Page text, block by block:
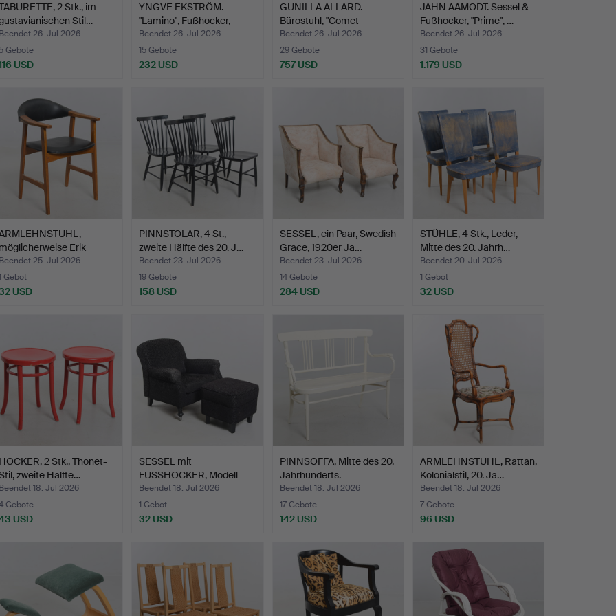
2 Stk., im
Stil…
26. Jul 2026
Gebote
USD
YNGVE EKSTRÖM.
"Lamino", Fußhocker,
Swedes…
Beendet 26. Jul 2026
15 Gebote
232 USD
GUNILLA ALLARD.
Bürostuhl, "Comet
Fivestar…
Beendet 26. Jul 2026
29 Gebote
757 USD
JAHN AAMODT. Sessel &
Fußhocker, "Prime", …
Beendet 26. Jul 2026
31 Gebote
1.179 USD
Erik
25. Jul 2026
Gebot
USD
PINNSTOLAR, 4 St.,
zweite Hälfte des 20. J…
Beendet 23. Jul 2026
19 Gebote
158 USD
SESSEL, ein Paar, Swedish
Grace, 1920er Ja…
Beendet 23. Jul 2026
14 Gebote
284 USD
STÜHLE, 4 Stk., Leder,
Mitte des 20. Jahrh…
Beendet 20. Jul 2026
1 Gebot
32 USD
2 Stk., Thonet-
zweite Hälfte…
18. Jul 2026
Gebote
USD
SESSEL mit
FUSSHOCKER, Modell
Howard, Furn…
Beendet 18. Jul 2026
1 Gebot
32 USD
PINNSOFFA, Mitte des 20.
Jahrhunderts.
Beendet 18. Jul 2026
17 Gebote
142 USD
ARMLEHNSTUHL, Rattan,
Kolonialstil, 20. Ja…
Beendet 18. Jul 2026
7 Gebote
96 USD